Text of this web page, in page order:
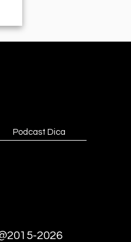
Podcast Dica
2026